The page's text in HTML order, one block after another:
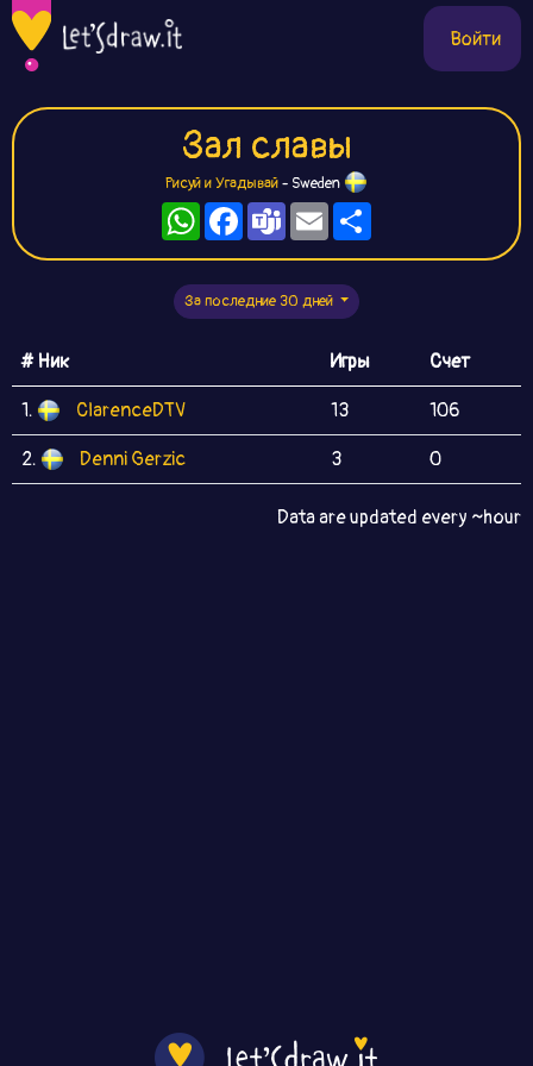
Войти
Зал славы
Рисуй и Угадывай- Sweden
WhatsAppFacebook
TeamsEmail
За последние 30 дней
# Ник Игры Счет
1. ClarenceDTV 13 106
2. Denni Gerzic 3 0
Data are updated every ~hour